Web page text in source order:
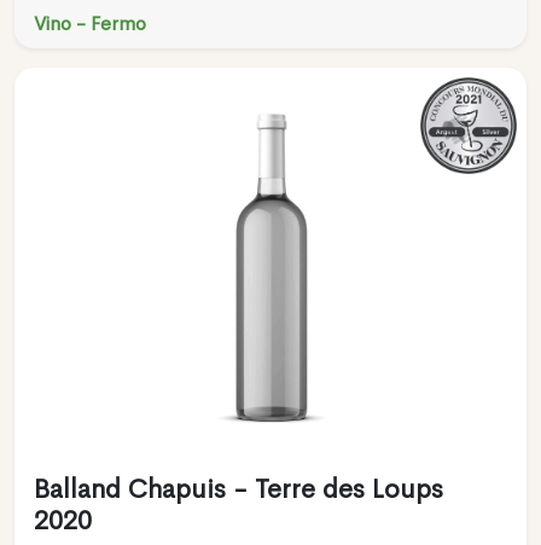
Vino - Fermo
Balland Chapuis - Terre des Loups
2020